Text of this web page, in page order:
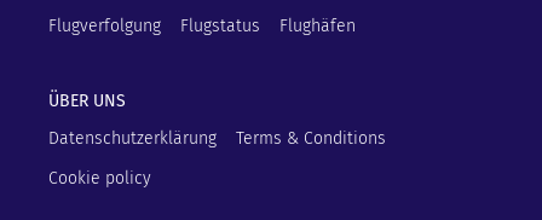
Flugverfolgung
Flugstatus Flughäfen
ÜBER UNS
Datenschutzerklärung
Terms & Conditions
Cookie policy